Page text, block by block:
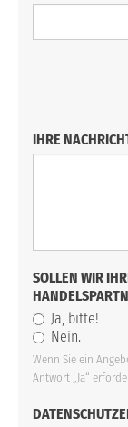
IHRE
SOLLEN WIR
Ja, bitte!
Nein.
Wenn Sie ein
Antwort „Ja“